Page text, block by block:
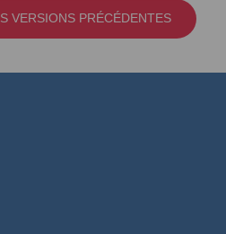
VERSIONS PRÉCÉDENTES